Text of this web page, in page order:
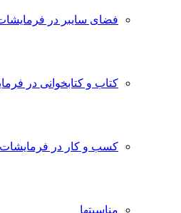
فضای سایبر در
کتاب و کتابخوانی در
کسب و کار در
مناسبتها